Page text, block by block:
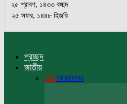
২৫ শ্রাবণ, ১৪৩৩ বঙ্গাব্দ
২৫ সফর, ১৪৪৮ হিজরি
প্রচ্ছদ
জাতীয়
Allআবহাওয়া